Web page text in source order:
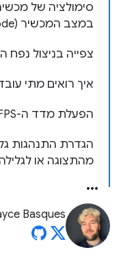
סימולציה של
במצב המכשיר (Device Mode)
צפייה בניצול נפח
איך רואים מתי
הפעלת מדד ה-FPS מתפריט הפקודות
הגדרת התנהגות
מהתצוגה או
Basques